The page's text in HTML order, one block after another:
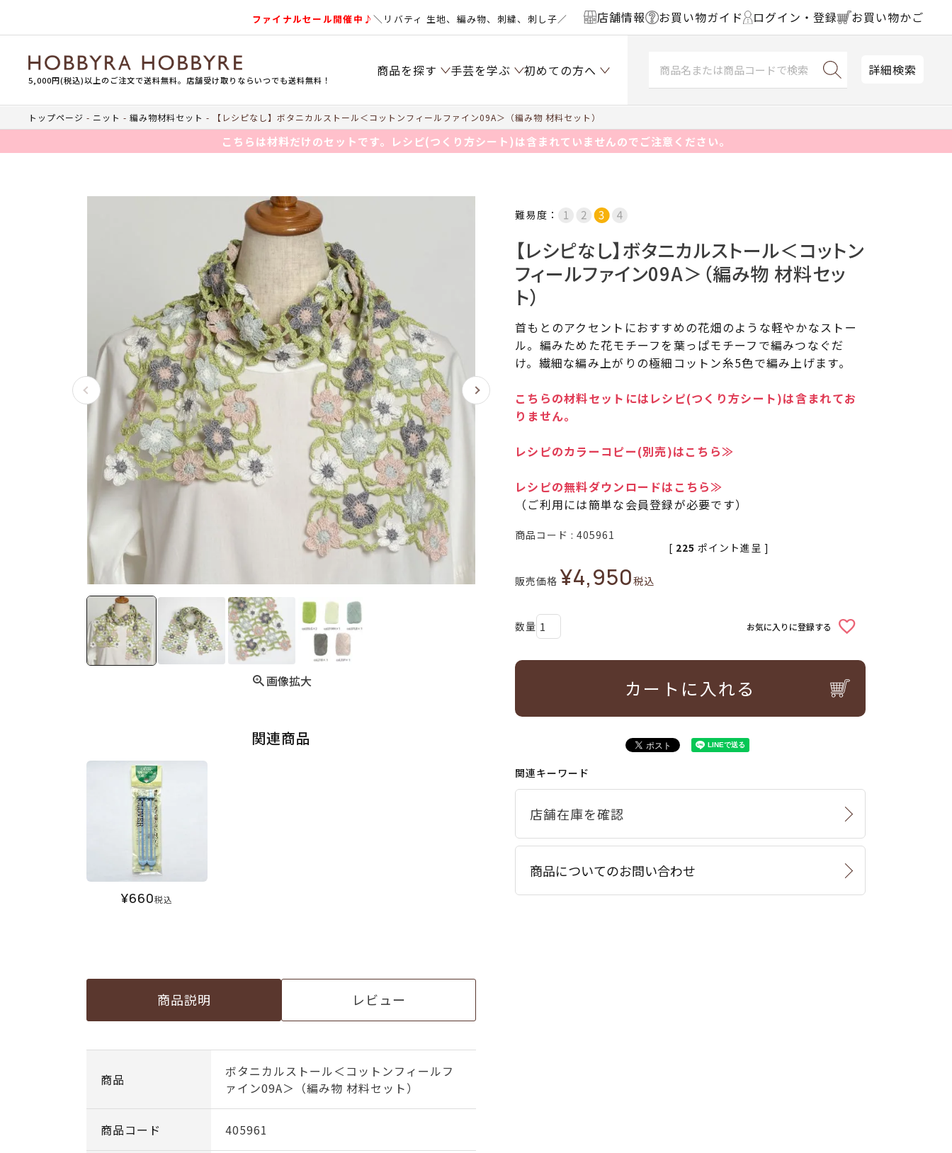
ファイナルセール開催中♪＼リバティ 生地、編み物、刺繍、刺し子／ 店舗情報 お買い物ガイド ログイン・登録 お買い物かご
5,000円(税込)以上のご注文で送料無料。店舗受け取りならいつでも送料無料！
商品を探す 手芸を学ぶ 初めての方へ 詳細検索
トップページ ニット 編み物材料セット 【レシピなし】ボタニカルストール＜コットンフィールファイン09A＞（編み物 材料セット）
こちらは材料だけのセットです。レシピ(つくり方シート)は含まれていませんのでご注意ください。
画像拡大
関連商品
¥660税込
商品説明 レビュー
商品
ボタニカルストール＜コットンフィールフ
ァイン09A＞（編み物 材料セット）
商品コード 405961
難易度：
【レシピなし】ボタニカルストール＜コットン
フィールファイン09A＞（編み物 材料セッ
ト）
首もとのアクセントにおすすめの花畑のような軽やかなストー
ル。編みためた花モチーフを葉っぱモチーフで編みつなぐだ
け。繊細な編み上がりの極細コットン糸5色で編み上げます。
こちらの材料セットにはレシピ(つくり方シート)は含まれてお
りません。
レシピのカラーコピー(別売)はこちら≫
レシピの無料ダウンロードはこちら≫
（ご利用には簡単な会員登録が必要です）
商品コード 405961
販売価格 ¥4,950税込
[ 225 ポイント進呈 ]
お気に入りに登録する
カートに入れる
関連キーワード
商品についてのお問い合わせ